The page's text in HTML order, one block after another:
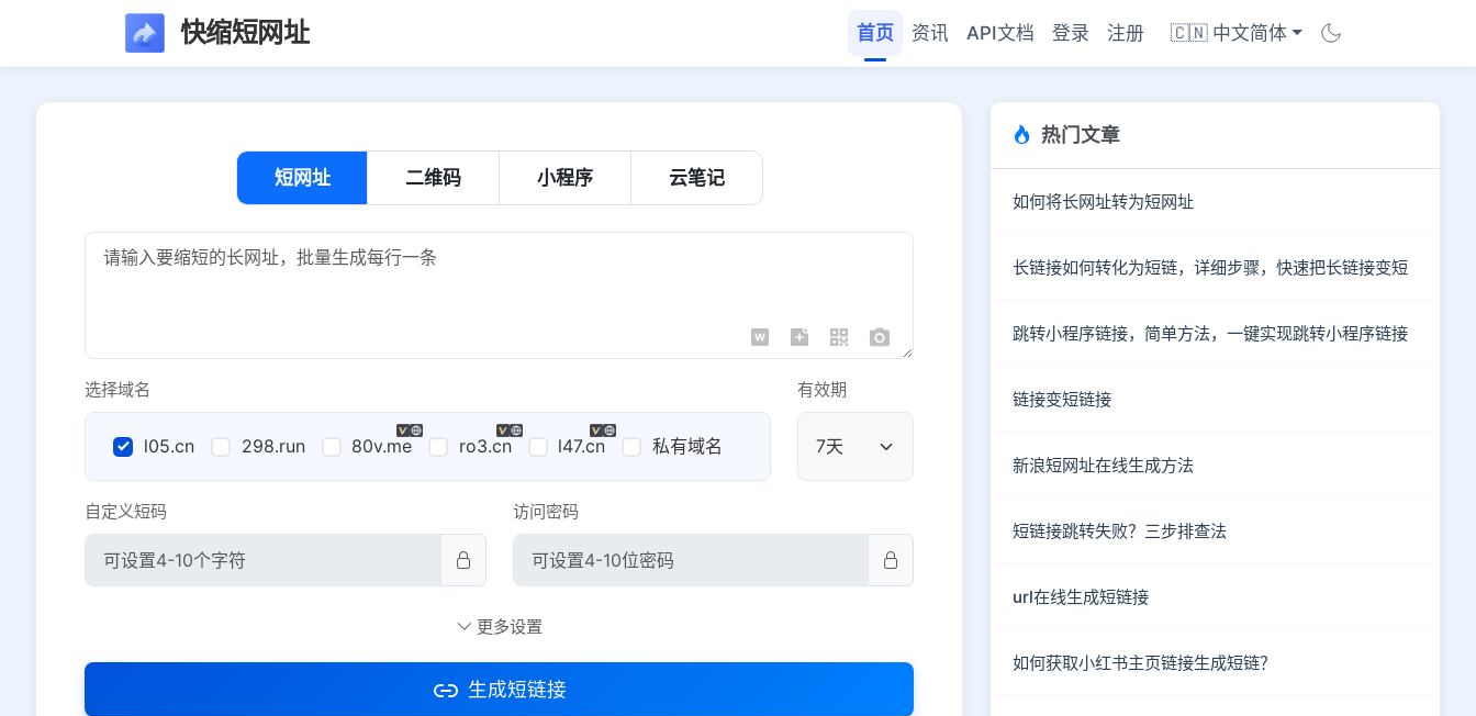
快缩短网址 首页 资讯 API文档 登录 注册 🇨🇳 中文简体
短网址 二维码 小程序 云笔记
选择域名
l05.cn 298.run 80v.me ro3.cn l47.cn 私有域名 公共域名
有效期
自定义短码 访问密码
社交平台 电商平台
选择防红平台类型，避免链接被拦截
平台设置
iOS Android PC 其他
更多设置
生成短链接
热门文章
如何将长网址转为短网址
长链接如何转化为短链，详细步骤，快速把长链接变短
跳转小程序链接，简单方法，一键实现跳转小程序链接
链接变短链接
新浪短网址在线生成方法
短链接跳转失败？三步排查法
url在线生成短链接
如何获取小红书主页链接生成短链？